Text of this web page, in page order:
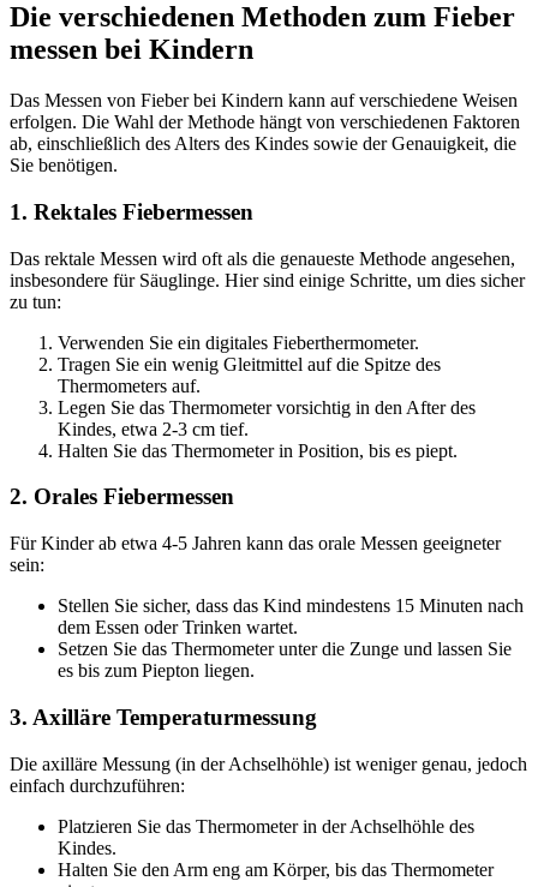
Die verschiedenen Methoden zum Fieber
messen bei Kindern
Das Messen von Fieber bei Kindern kann auf verschiedene Weisen
erfolgen. Die Wahl der Methode hängt von verschiedenen Faktoren
ab, einschließlich des Alters des Kindes sowie der Genauigkeit, die
Sie benötigen.
1. Rektales Fiebermessen
Das rektale Messen wird oft als die genaueste Methode angesehen,
insbesondere für Säuglinge. Hier sind einige Schritte, um dies sicher
zu tun:
Verwenden Sie ein digitales Fieberthermometer.
Tragen Sie ein wenig Gleitmittel auf die Spitze des
Thermometers auf.
Legen Sie das Thermometer vorsichtig in den After des
Kindes, etwa 2-3 cm tief.
Halten Sie das Thermometer in Position, bis es piept.
2. Orales Fiebermessen
Für Kinder ab etwa 4-5 Jahren kann das orale Messen geeigneter
sein:
Stellen Sie sicher, dass das Kind mindestens 15 Minuten nach
dem Essen oder Trinken wartet.
Setzen Sie das Thermometer unter die Zunge und lassen Sie
es bis zum Piepton liegen.
3. Axilläre Temperaturmessung
Die axilläre Messung (in der Achselhöhle) ist weniger genau, jedoch
einfach durchzuführen:
Platzieren Sie das Thermometer in der Achselhöhle des
Kindes.
Halten Sie den Arm eng am Körper, bis das Thermometer